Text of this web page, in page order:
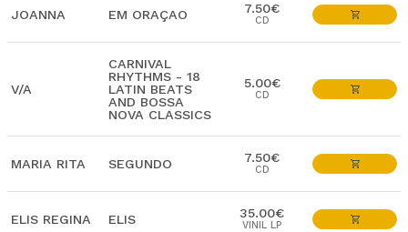
JOANNA EM ORAÇAO 7.50€
CD
V/A
CARNIVAL
RHYTHMS - 18
LATIN BEATS
AND BOSSA
NOVA CLASSICS
5.00€
CD
MARIA RITA SEGUNDO 7.50€
CD
ELIS REGINA ELIS 35.00€
VINIL LP